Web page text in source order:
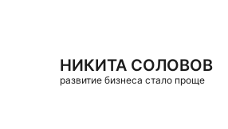
НИКИТА СОЛОВОВ
развитие бизнеса стало проще